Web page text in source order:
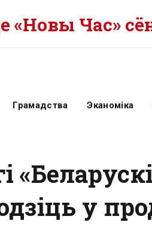
«Новы Час»
Грамадства Эканоміка
у